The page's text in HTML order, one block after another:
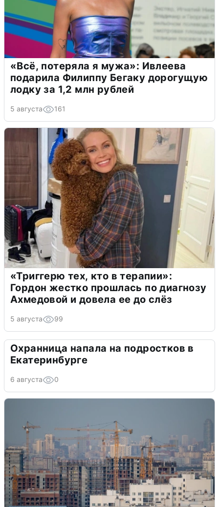
«Всё, потеряла я мужа»: Ивлеева
подарила Филиппу Бегаку дорогущую
лодку за 1,2 млн рублей
5 августа 161
«Триггерю тех, кто в терапии»:
Гордон жестко прошлась по диагнозу
Ахмедовой и довела ее до слёз
5 августа 99
Охранница напала на подростков в
Екатеринбурге
6 августа 0